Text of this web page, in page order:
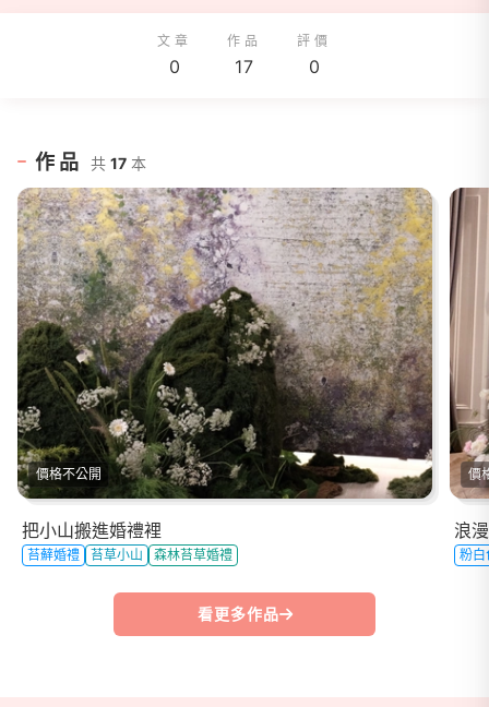
文章
0
作品
17
評價
0
作品 共 17 本
價格不公開
把小山搬進婚禮裡
苔蘚婚禮 苔草小山 森林苔草婚禮
價
浪
粉白
看更多作品